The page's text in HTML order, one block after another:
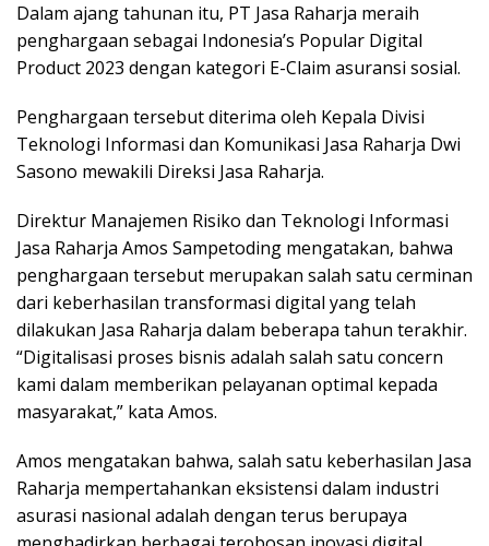
Dalam ajang tahunan itu, PT Jasa Raharja meraih
penghargaan sebagai Indonesia’s Popular Digital
Product 2023 dengan kategori E-Claim asuransi sosial.
Penghargaan tersebut diterima oleh Kepala Divisi
Teknologi Informasi dan Komunikasi Jasa Raharja Dwi
Sasono mewakili Direksi Jasa Raharja.
Direktur Manajemen Risiko dan Teknologi Informasi
Jasa Raharja Amos Sampetoding mengatakan, bahwa
penghargaan tersebut merupakan salah satu cerminan
dari keberhasilan transformasi digital yang telah
dilakukan Jasa Raharja dalam beberapa tahun terakhir.
“Digitalisasi proses bisnis adalah salah satu concern
kami dalam memberikan pelayanan optimal kepada
masyarakat,” kata Amos.
Amos mengatakan bahwa, salah satu keberhasilan Jasa
Raharja mempertahankan eksistensi dalam industri
asurasi nasional adalah dengan terus berupaya